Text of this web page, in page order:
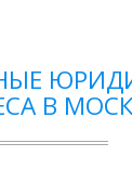
В